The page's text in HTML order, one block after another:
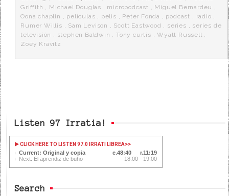
Griffith , Michael Douglas , micropodcast , Miguel Bernardeu ,
Oona chaplin , películas , pelis , Peter Fonda , podcast , radio ,
Rumer Willis , Sam Levison , Scott Eastwood , series , series de
televisión , stephen Baldwin ,Tony curtis ,Wyatt Russell ,
Zoey Kravitz
Listen 97 Irratia!
CLICK HERE TO LISTEN 97.0 IRRATI LIBREA>>
Current: Original y copia 48:41
11:18
Next: El aprendiz de buho
18:00 - 19:00
Search